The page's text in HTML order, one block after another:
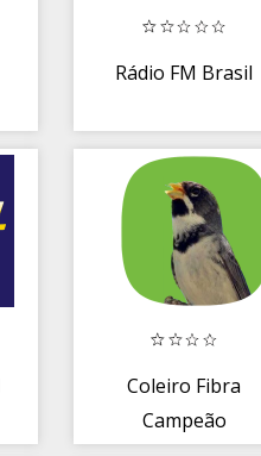
Rádio FM Brasil
Coleiro Fibra
Campeão